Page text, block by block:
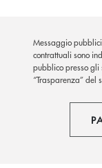
Messaggio
contrattuali sono
pubblico presso
“Trasparenza” del